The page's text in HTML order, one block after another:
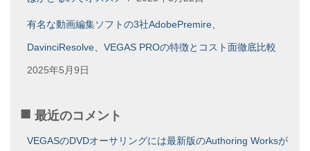
有名な動画編集ソフトの3社AdobePremire、
DavinciResolve、VEGAS PROの特徴とコスト面徹底比較
2025年5月9日
最近のコメント
VEGASのDVDオーサリングには最新版のAuthoring Worksが